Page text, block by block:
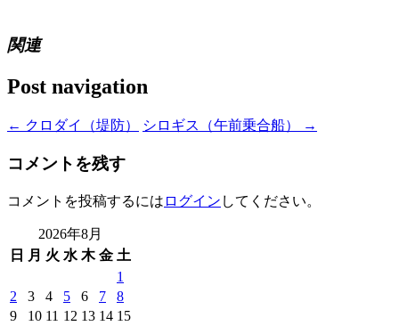
関連
Post navigation
← クロダイ（堤防） シロギス（午前乗合船） →
コメントを残す
コメントを投稿するには ログイン してください。
2026年8月
日
月 火 水 木 金 土
1
2
3 4 5 6 7
8
9
10 11 12 13 14 15